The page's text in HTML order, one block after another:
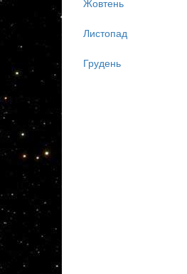
Жовтень
Листопад
Грудень